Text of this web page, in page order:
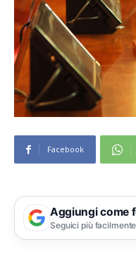
Facebook
Aggiungi come
Seguici più